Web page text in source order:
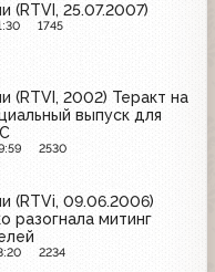
(RTVI, 25.07.2007)
1745
(RTVI, 2002) Теракт на
выпуск для
2530
(RTVi, 09.06.2006)
разогнала митинг
2234